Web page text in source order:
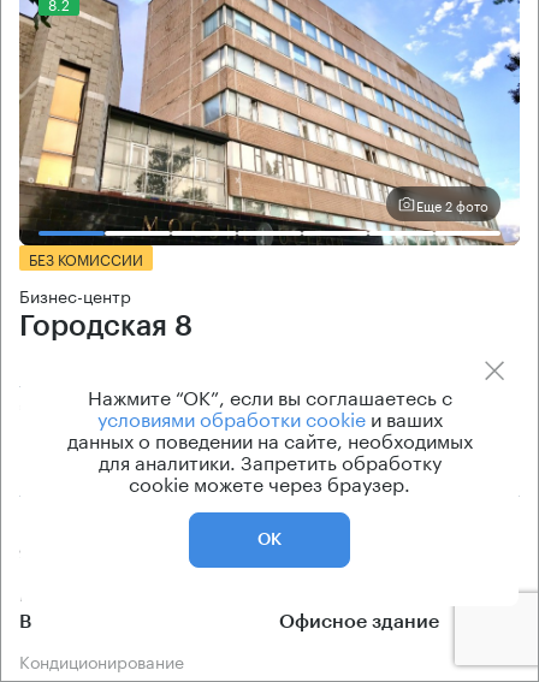
Еще 2 фото
БЕЗ КОМИССИИ
Бизнес-центр
Городская 8
Тульская → 850 м ~8 мин
1.59 км → улица Тюфелева Роща
9454 кв.м
Цена продажи
B Офисное здание
Кондиционирование
Нажмите “ОК”, если вы соглашаетесь с
условиями обработки cookieи ваших
данных о поведении на сайте, необходимых
для аналитики. Запретить обработку
cookie можете через браузер.
ОК